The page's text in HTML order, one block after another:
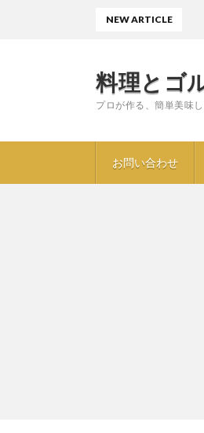
料理とゴ
プロが作る、簡単美味
お問い合わせ
NEW ARTICLE